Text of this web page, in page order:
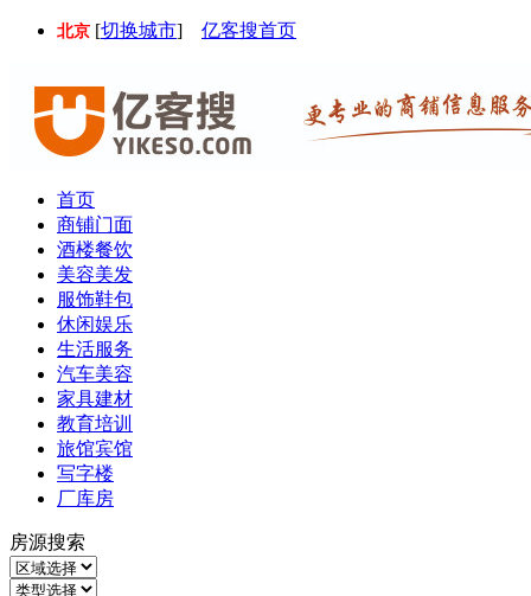
北京 [切换城市] 亿客搜首页
首页
商铺门面
酒楼餐饮
美容美发
服饰鞋包
休闲娱乐
生活服务
汽车美容
家具建材
教育培训
旅馆宾馆
写字楼
厂库房
房源搜索